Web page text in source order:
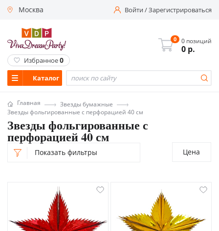
Москва Войти/Зарегистрироваться
Каталог
0 0 позиций
0 р.
Избранное0
Главная
Звезды бумажные
Звезды фольгированные с перфорацией 40 см
Звезды фольгированные с
перфорацией 40 см
Показать фильтры Цена